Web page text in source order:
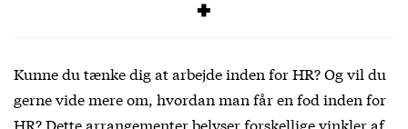
Kunne du tænke dig at arbejde inden for HR? Og vil du
gerne vide mere om, hvordan man får en fod inden for
HR? Dette arrangementer belyser forskellige vinkler af